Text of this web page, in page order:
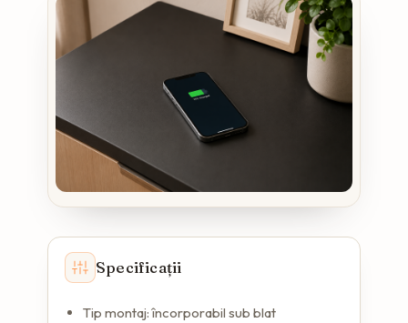
Specificații
Tip montaj: încorporabil sub blat